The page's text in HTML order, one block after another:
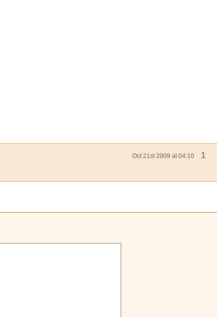
Oct 21st 2009 at 04:10 1